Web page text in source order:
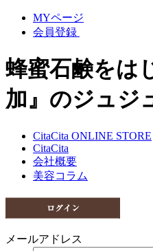
MYページ
会員登録
蜂蜜石鹸をは
加』のジュジ
CitaCita ONLINE STORE
CitaCita
会社概要
美容コラム
メールアドレス